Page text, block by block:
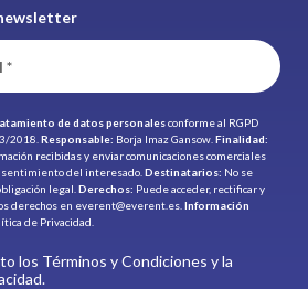
de datos personalesconforme al RGPD
2018. Responsable: Borja Imaz Gansow. Finalidad:
recibidas y enviar comunicaciones comerciales
del interesado. Destinatarios: No se
legal. Derechos: Puede acceder, rectificar y
derechos en everent@everent.es Información
de Privacidad.
los Términos y Condiciones y la